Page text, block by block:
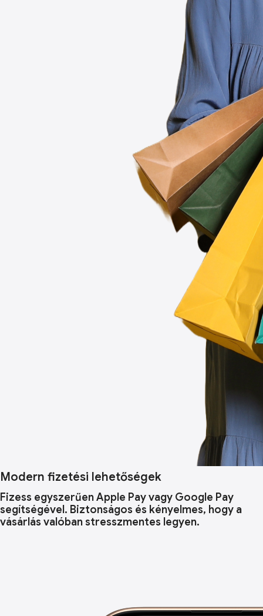
Modern fizetési lehetőségek
Fizess egyszerűen Apple Pay vagy Google Pay
segítségével. Biztonságos és kényelmes, hogy a
vásárlás valóban stresszmentes legyen.